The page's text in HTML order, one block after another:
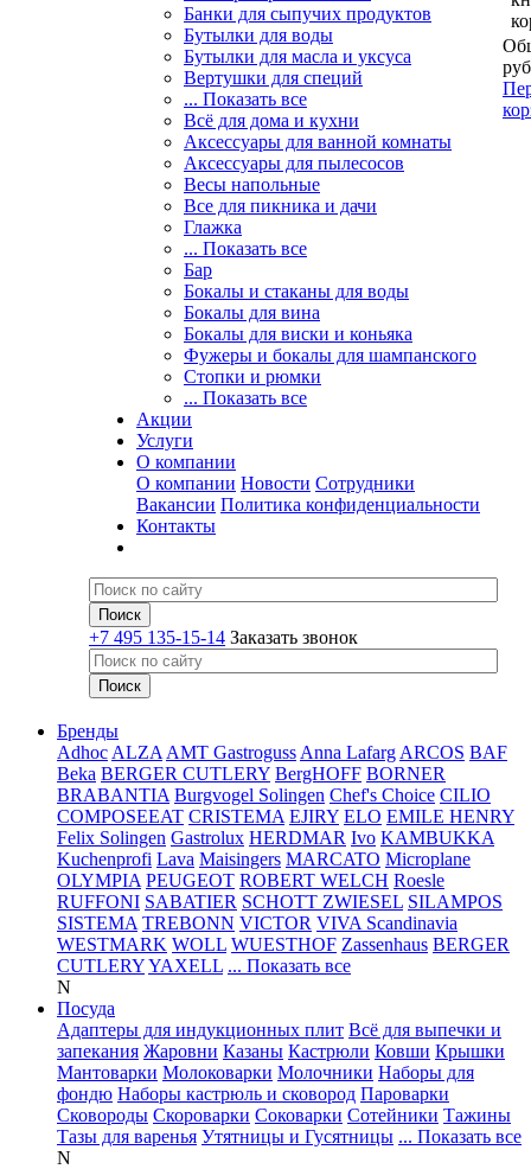
Банки для сыпучих продуктов
Бутылки для воды
Бутылки для масла и уксуса
Вертушки для специй
... Показать все
Всё для дома и кухни
Аксессуары для ванной комнаты
Аксессуары для пылесосов
Весы напольные
Все для пикника и дачи
Глажка
... Показать все
Бар
Бокалы и стаканы для воды
Бокалы для вина
Бокалы для виски и коньяка
Фужеры и бокалы для шампанского
Стопки и рюмки
... Показать все
Акции
Услуги
О компании
О компании Новости Сотрудники
Вакансии Политика конфиденциальности
Контакты
+7 495 135-15-14 Заказать звонок
Бренды
Adhoc ALZA AMT Gastroguss Anna Lafarg ARCOS BAF
Beka BERGER CUTLERY BergHOFF BORNER
BRABANTIA Burgvogel Solingen Chef's Choice CILIO
COMPOSEEAT CRISTEMA EJIRY ELO EMILE HENRY
Felix Solingen Gastrolux HERDMAR Ivo KAMBUKKA
Kuchenprofi Lava Maisingers MARCATO Microplane
OLYMPIA PEUGEOT ROBERT WELCH Roesle
RUFFONI SABATIER SCHOTT ZWIESEL SILAMPOS
SISTEMA TREBONN VICTOR VIVA Scandinavia
WESTMARK WOLL WUESTHOF Zassenhaus BERGER
CUTLERYYAXELL ... Показать все
N
Посуда
Адаптеры для индукционных плит Всё для выпечки и
запекания Жаровни Казаны Кастрюли Ковши Крышки
Мантоварки Молоковарки Молочники Наборы для
фондю Наборы кастрюль и сковород Пароварки
Сковороды Скороварки Соковарки Сотейники Тажины
Тазы для варенья Утятницы и Гусятницы ... Показать все
N